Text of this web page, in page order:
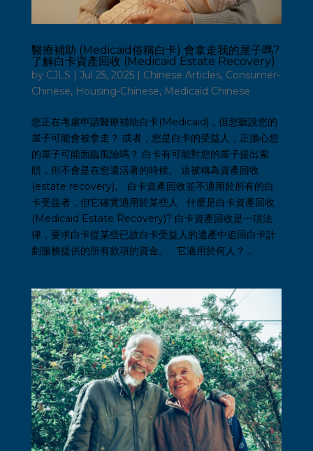
醫療補助 (Medicaid俗稱白卡) 會拿走我的屋子嗎?
了解白卡資產回收 (Medicaid Estate Recovery)
by CJLS | Jul 25, 2025| Chinese Articles, Consumer-
Chinese, Housing-Chinese, Medicaid Chinese
您正在考慮申請醫療補助白卡(Medicaid)，但您聽說您的
屋子可能會被拿走？ 或者，您是白卡的受益人，正擔心您
的屋子可能面臨風險嗎？ 白卡有可能對您的屋子提出索
賠，但不會是在您還活著的時候。 這被稱為資產回收
(estate recovery)。 白卡資產回收並不適用於所有的白
卡受益者，但它確實適用於某些人 什麼是白卡資產回收
(Medicaid Estate Recovery)? 白卡資產回收是一項法
律，要求白卡從某些已故白卡受益人的遺產中追回白卡計
劃服務提供的所有款項的資金。 它適用於何人？...